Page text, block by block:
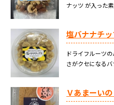
ナッツ が入った
塩バナナチ
ドライフルーツ
さがクセになる
Ｖあまーい